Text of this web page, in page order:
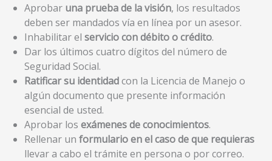
Aprobar una prueba de la visión, los resultados
deben ser mandados vía en línea por un asesor.
Inhabilitar el servicio con débito o crédito.
Dar los últimos cuatro dígitos del número de
Seguridad Social.
Ratificar su identidadcon la Licencia de Manejo o
algún documento que presente información
esencial de usted.
Aprobar los exámenes de conocimientos.
Rellenar un formulario en el caso de que requieras
llevar a cabo el trámite en persona o por correo.